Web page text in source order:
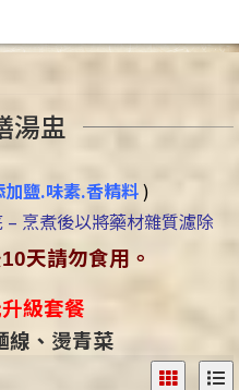
湯盅
加鹽.味素.香精料)
烹煮後以將藥材雜質濾除
10天請勿食用。
級套餐
線、燙青菜